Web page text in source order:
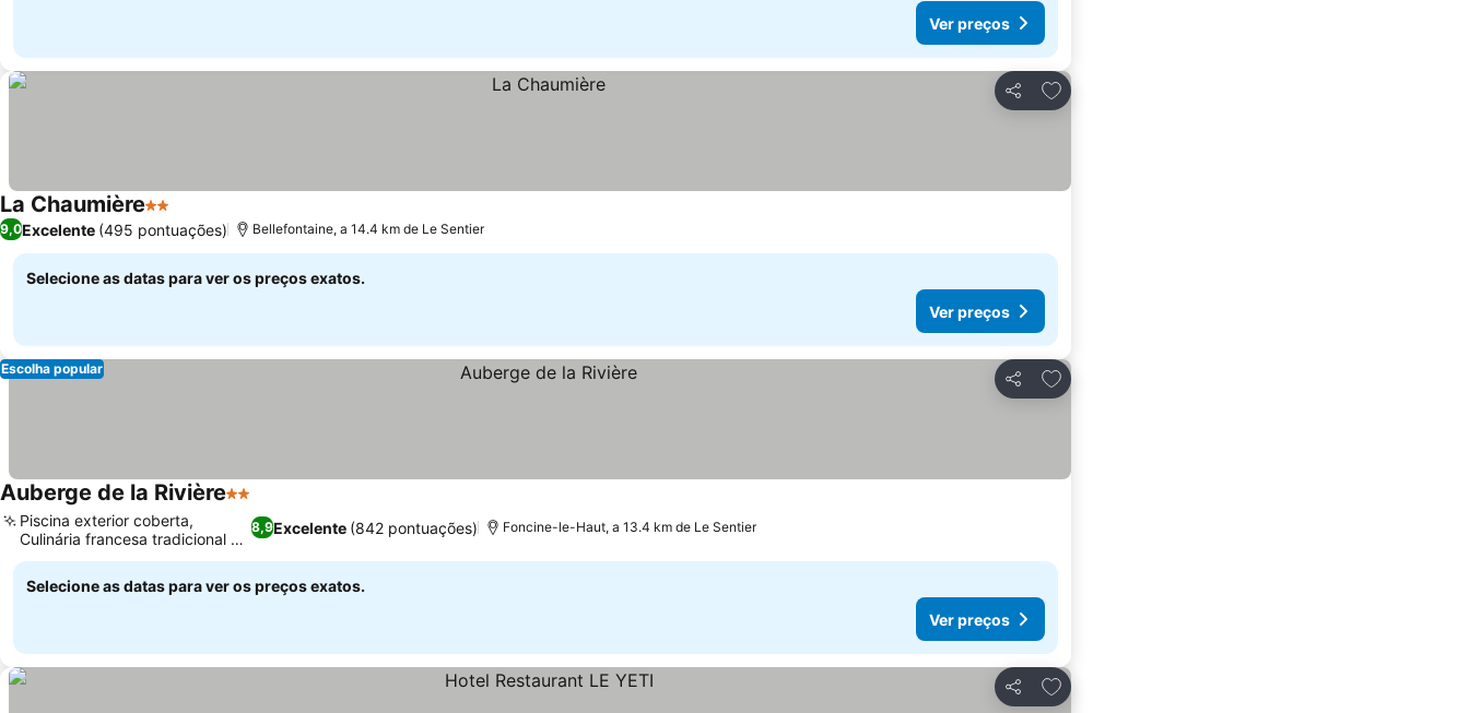
Ver preços
Partilhar
Adicionar aos favoritos
La Chaumière2 EstrelasVer preços
9,0Excelente (495 pontuações) Bellefontaine, a 14.4 km de Le Sentier
Selecione as datas para ver os preços exatos.
Ver preços
Partilhar
Adicionar aos favoritos
Escolha popular
Auberge de la Rivière2 Estrelas
8,9Excelente (842 pontuações)
Piscina exterior coberta,
Culinária francesa tradicional e
local
Foncine-le-Haut, a 13.4 km de Le Sentier
Selecione as datas para ver os preços exatos.
Ver preços
Partilhar
Adicionar aos favoritos